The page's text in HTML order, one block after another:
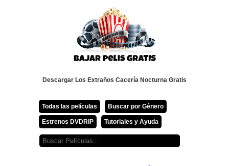
Descargar Los Extraños Cacería Nocturna Gratis
Todas las películas Buscar por Género
Estrenos DVDRIP Tutoriales y Ayuda